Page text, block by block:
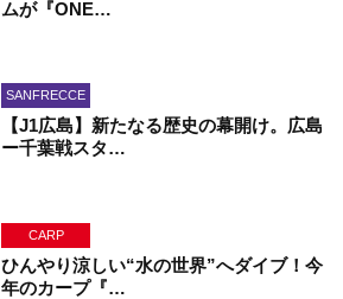
ムが『ONE…
SANFRECCE
【J1広島】新たなる歴史の幕開け。広島
ー千葉戦スタ…
CARP
ひんやり涼しい“水の世界”へダイブ！今
年のカープ『…